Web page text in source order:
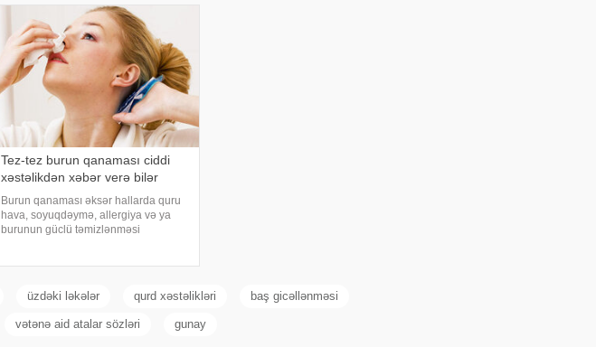
qorunma
Tez-tez burun qanaması ciddi
xəstəlikdən xəbər verə bilər
Burun qanaması əksər hallarda quru
hava, soyuqdəymə, allergiya və ya
burunun güclü təmizlənməsi
üzdəki ləkələr qurd xəstəlikləri baş gicəllənməsi
vətənə aid atalar sözləri gunay